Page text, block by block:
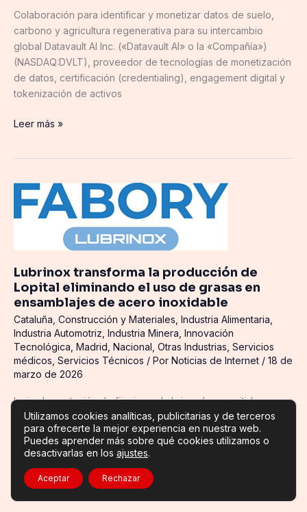
Colaboración para identificar y monetizar datos de suelo,
carbono y agricultura regenerativa para su intercambio
global Datavault AI Inc. («Datavault AI» o la «Compañía»)
(NASDAQ:DVLT), proveedor de tecnologías de monetización
de datos, certificación (credentialing), engagement digital y
tokenización de activos
de
datos
agrícolas
Leer más »
Lubrinox transforma la producción de
Lopital eliminando el uso de grasas en
ensamblajes de acero inoxidable
Cataluña Construcción y Materiales Industria Alimentaria
Industria Automotriz Industria Minera Innovación
Tecnológica Madrid Nacional Otras Industrias Servicios
médicos Servicios Técnicos / Por Noticias de Internet / 18 de
marzo de 2026
La implementación de fijaciones Lubrinox ha permitido a
Lopital eliminar el uso de grasas en sus procesos de
ensamblaje, mejorar la eficiencia operativa y garantizar una
mayor calidad y seguridad en aplicaciones sanitarias
Lubrinox
transforma
la
producción
de
Lopital
eliminando
el
uso
de
grasas
en
ensamblajes
de
acero
inoxidable
Utilizamos cookies analíticas, publicitarias y de terceros
para ofrecerte la mejor experiencia en nuestra web.
Puedes aprender más sobre qué cookies utilizamos o
desactivarlas en los ajustes.
Aceptar Rechazar